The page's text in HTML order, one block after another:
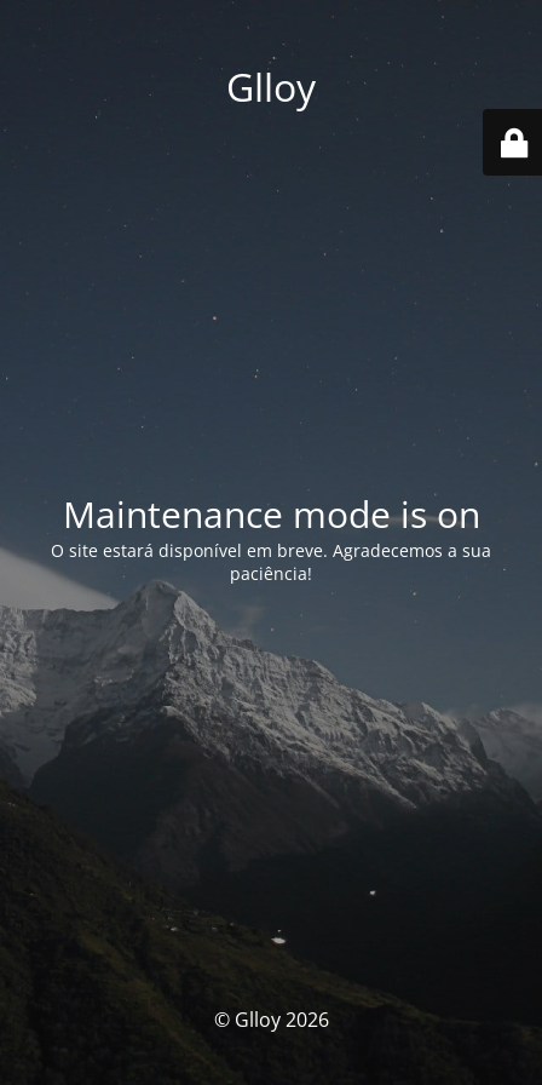
Glloy
Maintenance mode is on
O site estará disponível em breve. Agradecemos a sua
paciência!
© Glloy 2026